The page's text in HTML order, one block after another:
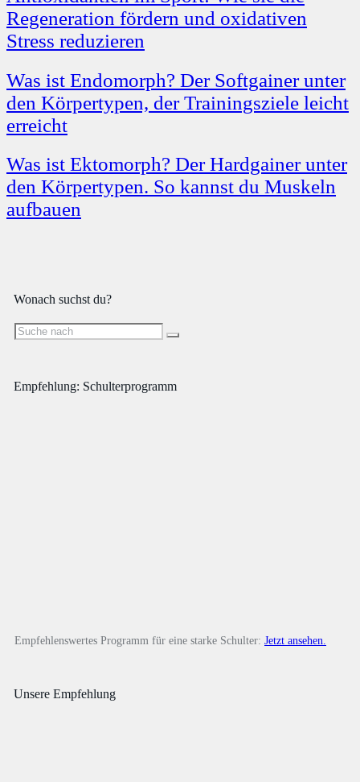
Regeneration fördern und oxidativen
Stress reduzieren
Was ist Endomorph? Der Softgainer unter
den Körpertypen, der Trainingsziele leicht
erreicht
Was ist Ektomorph? Der Hardgainer unter
den Körpertypen. So kannst du Muskeln
aufbauen
Wonach suchst du?
Empfehlung: Schulterprogramm
Empfehlenswertes Programm für eine starke Schulter: Jetzt ansehen.
Unsere Empfehlung